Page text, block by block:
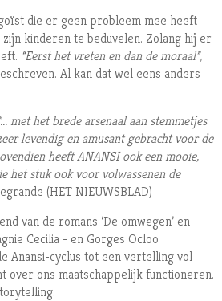
die er geen probleem mee heeft
kinderen te beduvelen. Zolang hij er
“Eerst het vreten en dan de moraal”,
Al kan dat wel eens anders
met het brede arsenaal aan stemmetjes
levendig en amusant gebracht voor de
heeft ANANSI ook een mooie,
het stuk ook voor volwassenen de
(HET NIEUWSBLAD)
van de romans ‘De omwegen’ en
Cecilia - en Gorges Ocloo
Anansi-cyclus tot een vertelling vol
over ons maatschappelijk functioneren.